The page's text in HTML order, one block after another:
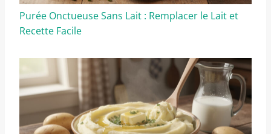
Purée Onctueuse Sans Lait : Remplacer le Lait et
Recette Facile